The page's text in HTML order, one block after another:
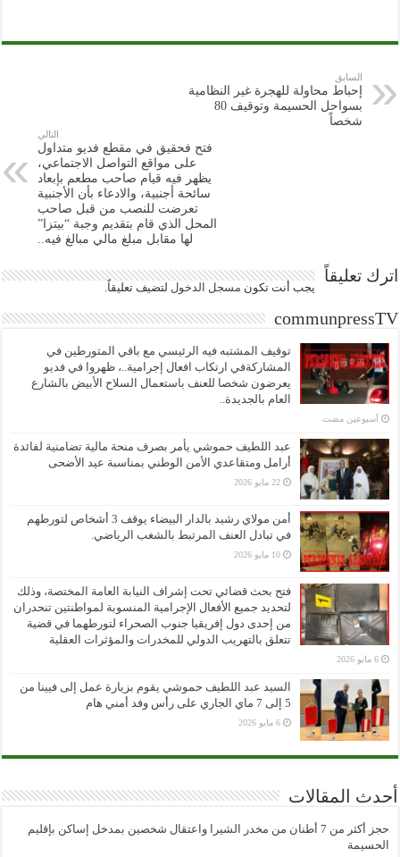
السابق
إحباط محاولة للهجرة غير النظامية
بسواحل الحسيمة وتوقيف 80
شخصاً
التالي
فتح فحقيق في مقطع فديو متداول
على مواقع التواصل الاجتماعي،
يظهر فيه قيام صاحب مطعم بإبعاد
سائحة أجنبية، والادعاء بأن الأجنبية
تعرضت للنصب من قبل صاحب
المحل الذي قام بتقديم وجبة “بيتزا”
لها مقابل مبلغ مالي مبالغ فيه..
اترك تعليقاً
يجب أنت تكون مسجل الدخول لتضيف تعليقاً.
communpressTV
توقيف المشتبه فيه الرئيسي مع باقي المتورطين في
المشاركةفي ارتكاب افعال إجرامية..، ظهروا في فديو
يعرضون شخصا للعنف باستعمال السلاح الأبيض بالشارع
العام بالجديدة..
‏أسبوعين مضت
عبد اللطيف حموشي يأمر بصرف منحة مالية تضامنية لفائدة
أرامل ومتقاعدي الأمن الوطني بمناسبة عيد الأضحى
22 مايو 2026
أمن مولاي رشيد بالدار البيضاء يوقف 3 أشخاص لتورطهم
في تبادل العنف المرتبط بالشغب الرياضي.
10 مايو 2026
فتح بحث قضائي تحت إشراف النيابة العامة المختصة، وذلك
لتحديد جميع الأفعال الإجرامية المنسوبة لمواطنتين تنحدران
من إحدى دول إفريقيا جنوب الصحراء لتورطهما في قضية
تتعلق بالتهريب الدولي للمخدرات والمؤثرات العقلية
6 مايو 2026
السيد عبد اللطيف حموشي يقوم بزيارة عمل إلى فيينا من
5 إلى 7 ماي الجاري على رأس وفد أمني هام
6 مايو 2026
أحدث المقالات
حجز أكثر من 7 أطنان من مخدر الشيرا واعتقال شخصين بمدخل إساكن بإقليم
الحسيمة